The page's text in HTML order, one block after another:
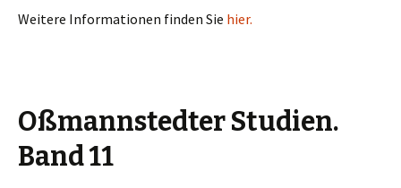
Weitere Informationen finden Sie hier.
Oßmannstedter Studien.
Band11